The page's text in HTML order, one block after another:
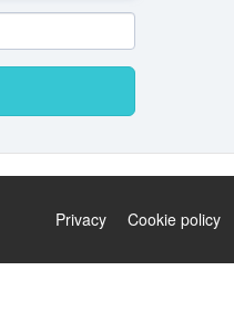
Privacy Cookie policy